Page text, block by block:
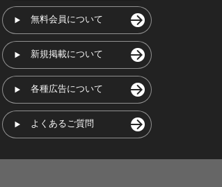
無料会員について
新規掲載について
各種広告について
よくあるご質問